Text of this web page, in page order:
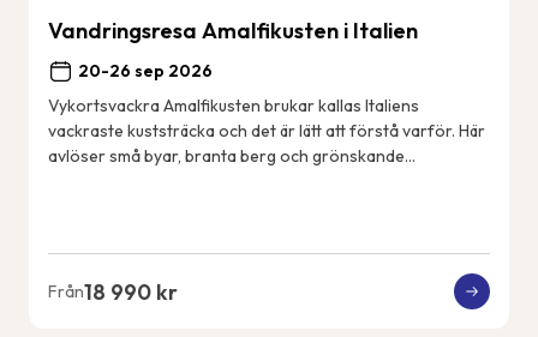
Vandringsresa Amalfikusten i Italien
20-26 sep 2026
Vykortsvackra Amalfikusten brukar kallas Italiens
vackraste kuststräcka och det är lätt att förstå varför. Här
avlöser små byar, branta berg och grönskande
Från18 990 kr